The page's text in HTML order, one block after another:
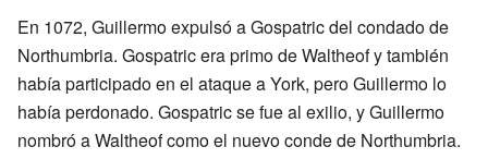
En 1072, Guillermo expulsó a Gospatric del condado de
Northumbria. Gospatric era primo de Waltheof y también
había participado en el ataque a York, pero Guillermo lo
había perdonado. Gospatric se fue al exilio, y Guillermo
nombró a Waltheof como el nuevo conde de Northumbria.